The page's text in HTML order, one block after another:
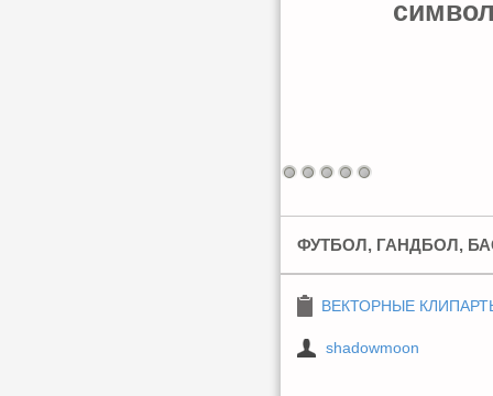
ФУТБОЛ, ГАНДБОЛ,
ВЕКТОРНЫЕ
shadowmoon